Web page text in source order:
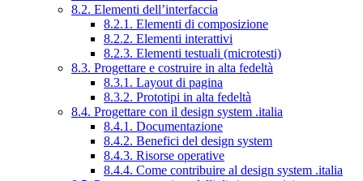
8.2. Elementi dell’interfaccia
8.2.1. Elementi di composizione
8.2.2. Elementi interattivi
8.2.3. Elementi testuali (microtesti)
8.3. Progettare e costruire in alta fedeltà
8.3.1. Layout di pagina
8.3.2. Prototipi in alta fedeltà
8.4. Progettare con il design system .italia
8.4.1. Documentazione
8.4.2. Benefici del design system
8.4.3. Risorse operative
8.4.4. Come contribuire al design system .italia